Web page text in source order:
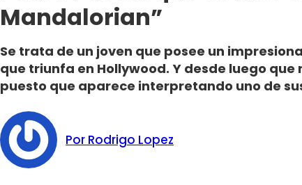
Mandalorian”
Se trata de un joven que posee un
que triunfa en Hollywood. Y desde luego
puesto que aparece interpretando uno de
Por Rodrigo Lopez